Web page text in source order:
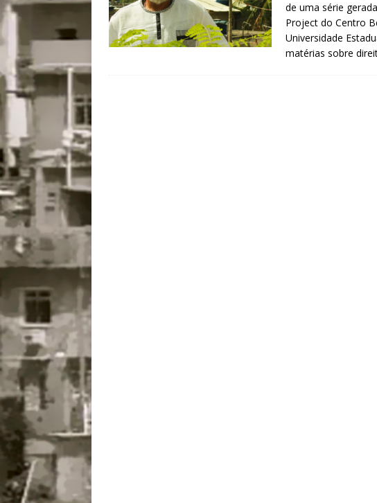
[ 27/07/2026 ] Mutirão
Coletivos para Plantio e
em Suruí, Magé
COBERTURA
de uma série
Project do Centro
Universidade
matérias sobre